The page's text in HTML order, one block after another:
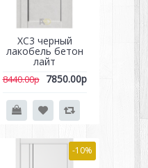
XC3 черный
лакобель бетон
лайт
8440.00р 7850.00р
-10%